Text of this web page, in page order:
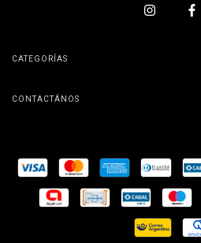
CATEGORÍAS
CONTACTÁNOS